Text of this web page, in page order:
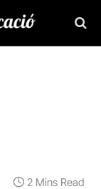
2 Mins Read